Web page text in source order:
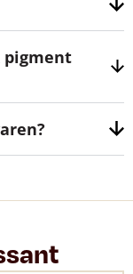
pigment